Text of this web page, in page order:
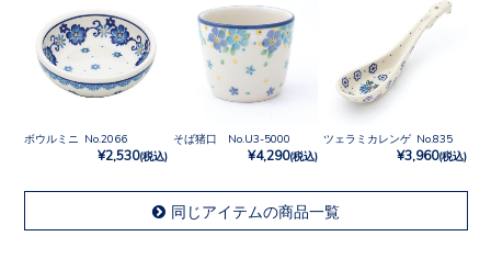
ボウルミニ No.2066
¥2,530(税込)
そば猪口 No.U3-5000
¥4,290(税込)
ツェラミカレンゲ No.835
¥3,960(税込)
同じアイテムの商品一覧